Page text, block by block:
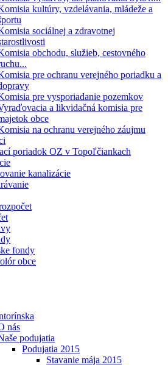
kultúry, vzdelávania, mládeže a
sociálnej a zdravotnej
obchodu, služieb, cestovného
pre ochranu verejného poriadku a
pre vysporiadanie pozemkov
a likvidačná komisia pre
obce
na ochranu verejného záujmu
poriadok OZ v Topoľčiankach
kanalizácie
fondy
obce
nás
podujatia
Podujatia 2015
Stavanie mája 2015